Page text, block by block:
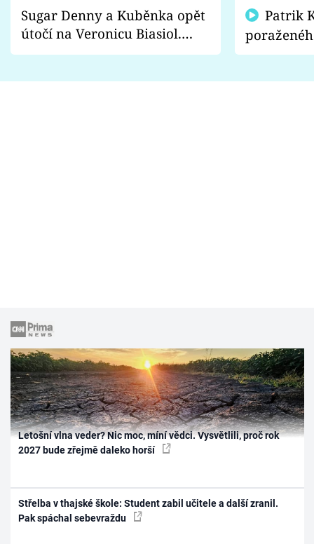
Sugar Denny a Kuběnka opět
útočí na Veronicu Biasiol.
Proč je podle nich falešná a
fanoušci
Letošní vlna veder? Nic moc, míní vědci. Vysvětlili, proč rok
2027 bude zřejmě daleko horší
Střelba v thajské škole: Student zabil učitele a další zranil.
Pak spáchal sebevraždu